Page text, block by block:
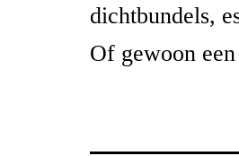
dichtbundels,
Of gewoon